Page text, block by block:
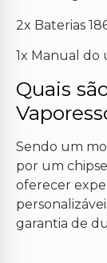
2x Baterias
1x Manual do
Quais
Sendo um
por um
oferecer
garantia de